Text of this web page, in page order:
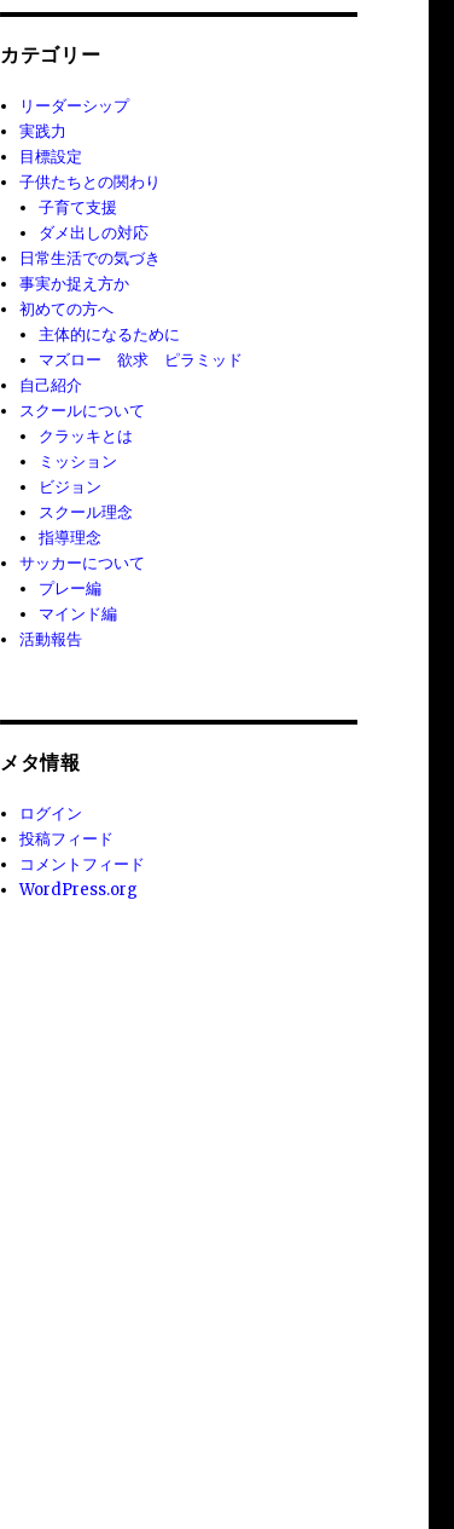
カテゴリー
リーダーシップ
実践力
目標設定
子供たちとの関わり
子育て支援
ダメ出しの対応
日常生活での気づき
事実か捉え方か
初めての方へ
主体的になるために
マズロー 欲求 ピラミッド
自己紹介
スクールについて
クラッキとは
ミッション
ビジョン
スクール理念
指導理念
サッカーについて
プレー編
マインド編
活動報告
メタ情報
ログイン
投稿フィード
コメントフィード
WordPress.org